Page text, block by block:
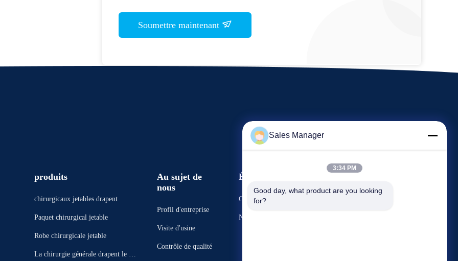
Soumettre maintenant
produits
chirurgicaux jetables drapent
Paquet chirurgical jetable
Robe chirurgicale jetable
La chirurgie générale drapent le pa
Au sujet de
nous
Profil d'entreprise
Visite d'usine
Contrôle de qualité
Événements
Cas
Nouvelles
Sales Manager
3:34 PM
Good day, what product are you looking
for?